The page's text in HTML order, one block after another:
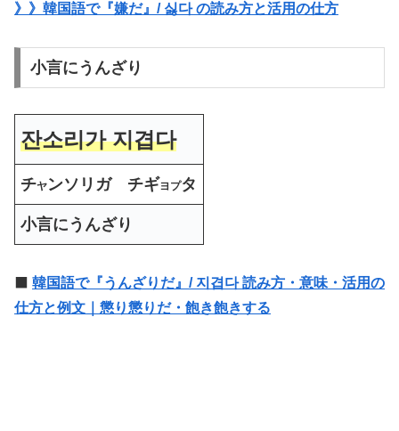
》》韓国語で『嫌だ』/ 싫다 の読み方と活用の仕方
小言にうんざり
잔소리가 지겹다
チヤンソリガ チギヨプタ
小言にうんざり
韓国語で『うんざりだ』/ 지겹다 読み方・意味・活用の
仕方と例文｜懲り懲りだ・飽き飽きする